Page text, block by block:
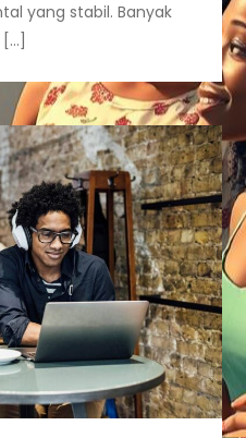
yang stabil. Banyak